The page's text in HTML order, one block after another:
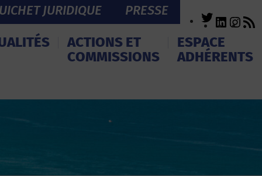
JURIDIQUE PRESSE Twitter
ACTIONS ET
COMMISSIONS
ESPACE
ADHÉRENTS